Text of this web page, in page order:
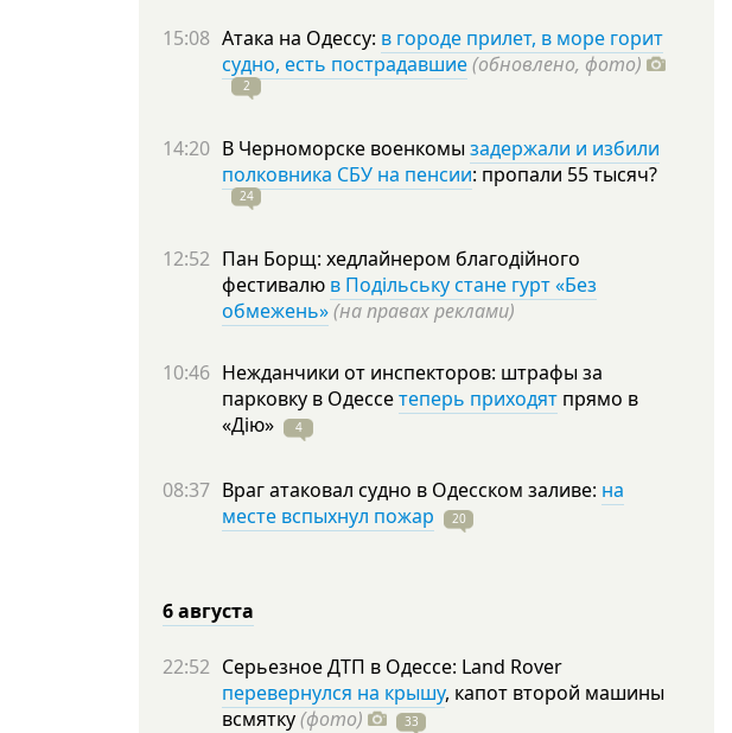
15:08 Атака на Одессу: в городе прилет, в море горит
судно, есть пострадавшие(обновлено, фото)
2
14:20 В Черноморске военкомы задержали и избили
полковника СБУ на пенсии: пропали 55тысяч?
24
12:52 Пан Борщ: хедлайнером благодійного
фестивалю в Подільську стане гурт «Без
обмежень»(на правах реклами)
10:46 Нежданчики от инспекторов: штрафы за
парковку в Одессетеперь приходят прямо в
«Дію»
4
08:37 Враг атаковал судно в Одесском заливе: на
месте вспыхнул пожар
20
6 августа
22:52 Серьезное ДТП в Одессе: Land Rover
перевернулся на крышу, капот второй машины
всмятку(фото) 33